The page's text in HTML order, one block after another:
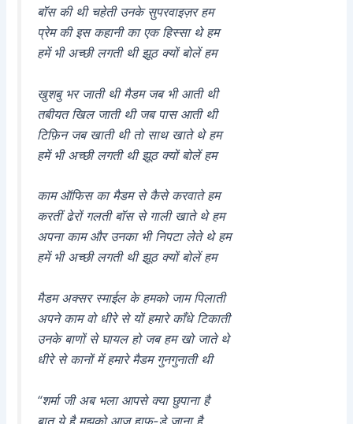
बॉस की थी चहेती उनके सुपरवाइज़र हम
प्रेम की इस कहानी का एक हिस्सा थे हम
हमें भी अच्छी लगती थी झूठ क्यों बोलें हम
खुशबु भर जाती थी मैडम जब भी आती थी
तबीयत खिल जाती थी जब पास आती थी
टिफ़िन जब खाती थी तो साथ खाते थे हम
हमें भी अच्छी लगती थी झूठ क्यों बोलें हम
काम ऑफिस का मैडम से कैसे करवाते हम
करतीं ढेरों गलती बॉस से गाली खाते थे हम
अपना काम और उनका भी निपटा लेते थे हम
हमें भी अच्छी लगती थी झूठ क्यों बोलें हम
मैडम अक्सर स्माईल के हमको जाम पिलाती
अपने काम वो धीरे से यों हमारे काँधे टिकाती
उनके बाणों से घायल हो जब हम खो जाते थे
धीरे से कानों में हमारे मैडम गुनगुनाती थी
“शर्मा जी अब भला आपसे क्या छुपाना है
बात ये है मुझको आज हाफ-डे जाना है